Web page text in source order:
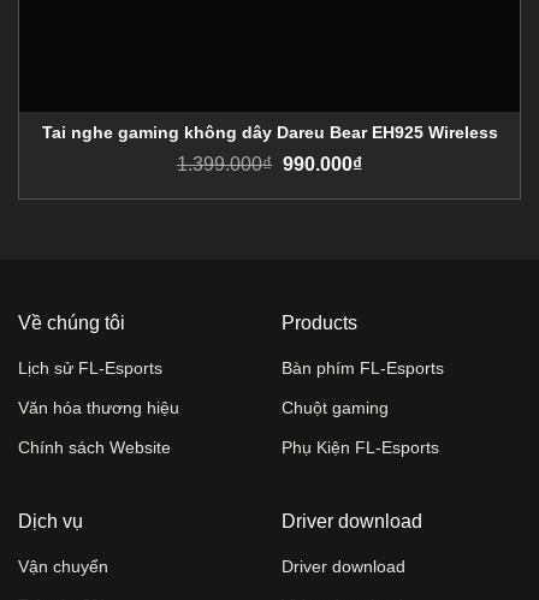
Tai nghe gaming không dây Dareu Bear EH925 Wireless
1.399.000₫ 990.000₫
Về chúng tôi
Lịch sử FL-Esports
Văn hóa thương hiệu
Chính sách Website
Products
Bàn phím FL-Esports
Chuột gaming
Phụ Kiện FL-Esports
Dịch vụ
Vận chuyển
Driver download
Driver download